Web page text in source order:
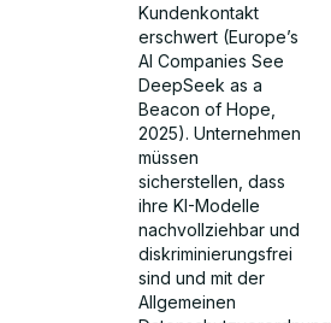
Kundenkontakt
erschwert (Europe’s
AI Companies See
DeepSeek as a
Beacon of Hope,
2025). Unternehmen
müssen
sicherstellen, dass
ihre KI-Modelle
nachvollziehbar und
diskriminierungsfrei
sind und mit der
Allgemeinen